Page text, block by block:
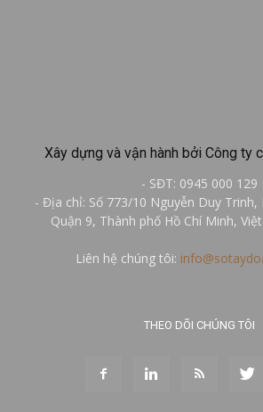
Xây dựng và vận hành bởi Công ty
- SĐT: 0945 000 129
- Địa chỉ: Số 773/10 Nguyễn Duy Trinh,
Quận 9, Thành phố Hồ Chí Minh,
Liên hệ chúng tôi:
THEO DÕI CHÚNG TÔI